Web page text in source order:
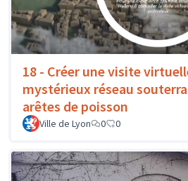
18 - Créer une visite
mystérieux réseau
arêtes de poisson
Ville de Lyon 0 0